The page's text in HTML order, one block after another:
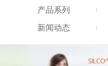
产品系列
新闻动态